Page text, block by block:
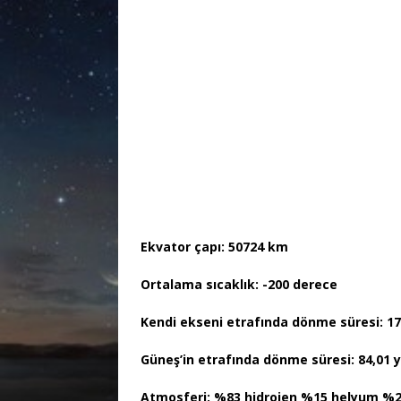
Ekvator çapı: 50724 km
Ortalama sıcaklık: -200 derece
Kendi ekseni etrafında dönme süresi:
Güneş’in etrafında dönme süresi: 84,01
Atmosferi: %83 hidrojen %15 helyum